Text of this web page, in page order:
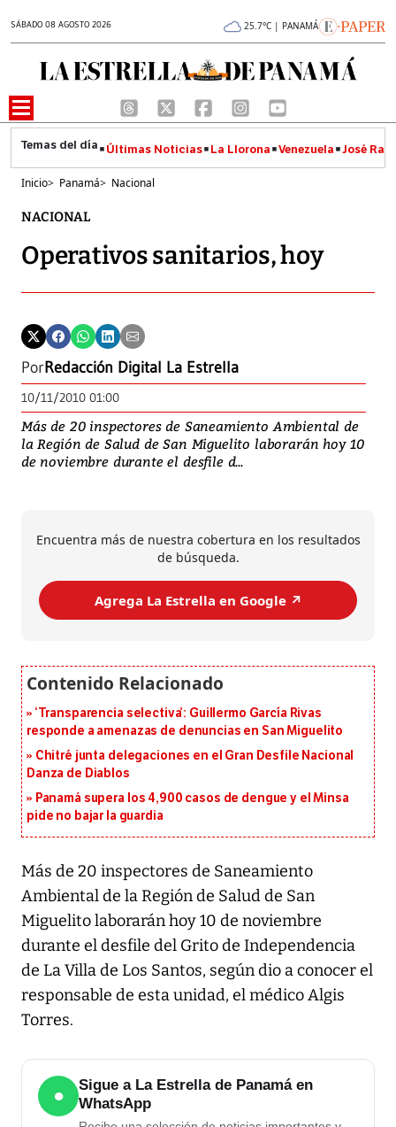
SÁBADO 08 AGOSTO 2026 25.7°C | PANAMÁ
Últimas Noticias La Llorona Venezuela José
Inicio> Panamá> Nacional
NACIONAL
Operativos sanitarios, hoy
PorRedacción Digital La Estrella
10/11/2010 01:00
Más de 20 inspectores de Saneamiento Ambiental de
la Región de Salud de San Miguelito laborarán hoy 10
de noviembre durante el desfile d...
Encuentra más de nuestra cobertura en los resultados
de búsqueda.
Agrega La Estrella en Google ↗️
‘Transparencia selectiva’: Guillermo García Rivas
responde a amenazas de denuncias en San Miguelito
Chitré junta delegaciones en el Gran Desfile Nacional
Danza de Diablos
Panamá supera los 4,900 casos de dengue y el Minsa
pide no bajar la guardia
Más de 20 inspectores de Saneamiento
Ambiental de la Región de Salud de San
Miguelito laborarán hoy 10 de noviembre
durante el desfile del Grito de Independencia
de La Villa de Los Santos, según dio a conocer el
responsable de esta unidad, el médico Algis
Torres.
●
Sigue a La Estrella de Panamá en
WhatsApp